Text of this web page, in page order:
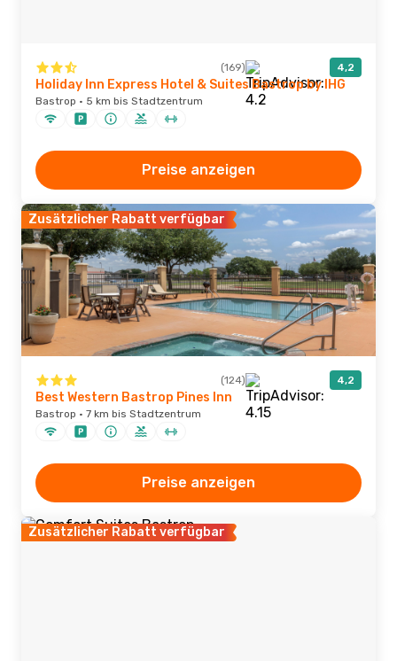
(169) 4,2
Holiday Inn Express Hotel & Suites Bastrop by IHG
Bastrop · 5 km bis Stadtzentrum
Preise anzeigen
Zusätzlicher Rabatt verfügbar
(124) 4,2
Best Western Bastrop Pines Inn
Bastrop · 7 km bis Stadtzentrum
Preise anzeigen
Zusätzlicher Rabatt verfügbar